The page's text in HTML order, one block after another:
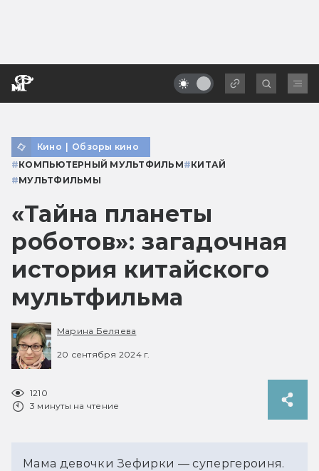
Кино | Обзоры кино
#КОМПЬЮТЕРНЫЙ МУЛЬТФИЛЬМ#КИТАЙ
#МУЛЬТФИЛЬМЫ
«Тайна планеты
роботов»: загадочная
история китайского
мультфильма
Марина Беляева
20 сентября 2024 г.
1210
3 минуты на чтение
Мама девочки Зефирки — супергероиня.